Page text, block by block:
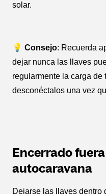
solar.
💡 Consejo: Recuerda
dejar nunca las llaves
regularmente la carga de
desconéctalos una vez
Encerrado
autocaravana
Dejarse las llaves dentro